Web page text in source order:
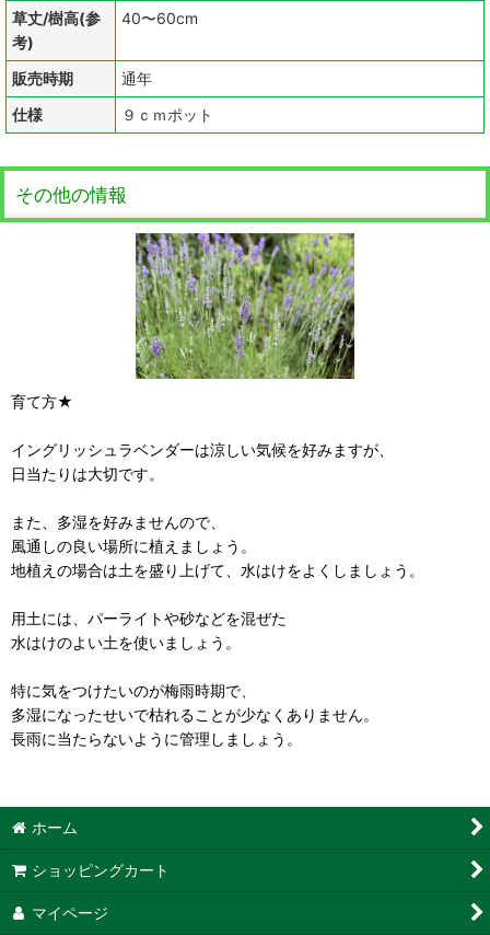
草丈/樹高(参
考)
40〜60cm
販売時期
通年
仕様
９ｃｍポット
その他の情報
育て方★
イングリッシュラベンダーは涼しい気候を好みますが、
日当たりは大切です。
また、多湿を好みませんので、
風通しの良い場所に植えましょう。
地植えの場合は土を盛り上げて、水はけをよくしましょう。
用土には、パーライトや砂などを混ぜた
水はけのよい土を使いましょう。
特に気をつけたいのが梅雨時期で、
多湿になったせいで枯れることが少なくありません。
長雨に当たらないように管理しましょう。
ホーム
ショッピングカート
マイページ